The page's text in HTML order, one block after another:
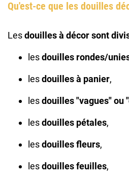
Qu'est-ce que les douilles
Lesdouilles à décorsont
lesdouilles rondes/
lesdouilles à panier,
lesdouilles "vagues" ou
lesdouilles pétales,
lesdouilles fleurs,
lesdouilles feuilles,